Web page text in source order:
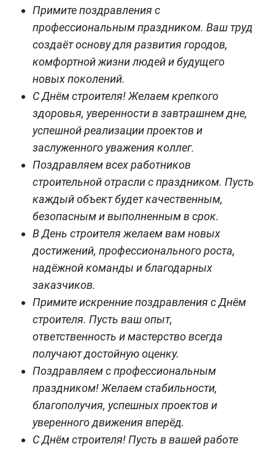
Примите поздравления с
профессиональным праздником. Ваш труд
создаёт основу для развития городов,
комфортной жизни людей и будущего
новых поколений.
С Днём строителя! Желаем крепкого
здоровья, уверенности в завтрашнем дне,
успешной реализации проектов и
заслуженного уважения коллег.
Поздравляем всех работников
строительной отрасли с праздником. Пусть
каждый объект будет качественным,
безопасным и выполненным в срок.
В День строителя желаем вам новых
достижений, профессионального роста,
надёжной команды и благодарных
заказчиков.
Примите искренние поздравления с Днём
строителя. Пусть ваш опыт,
ответственность и мастерство всегда
получают достойную оценку.
Поздравляем с профессиональным
праздником! Желаем стабильности,
благополучия, успешных проектов и
уверенного движения вперёд.
С Днём строителя! Пусть в вашей работе